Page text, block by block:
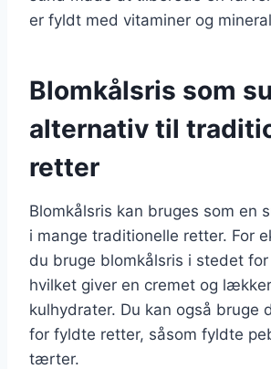
er fyldt med vitaminer og
Blomkålsris som
alternativ til
retter
Blomkålsris kan bruges som en
i mange traditionelle retter. For
du bruge blomkålsris i stedet
hvilket giver en cremet og
kulhydrater. Du kan også bruge
for fyldte retter, såsom fyldte
tærter.